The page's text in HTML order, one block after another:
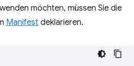
möchten, müssen Sie die
Manifest deklarieren.